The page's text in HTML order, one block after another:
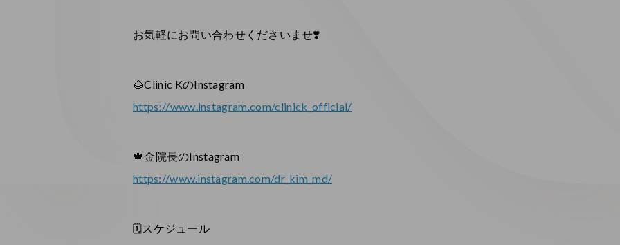
お気軽にお問い合わせくださいませ❣️
🌰Clinic KのInstagram
https://www.instagram.com/clinick_official/
🍁金院長のInstagram
https://www.instagram.com/dr_kim_md/
🗓スケジュール